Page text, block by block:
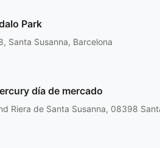
Park
Santa Susanna, Barcelona
día de mercado
Riera de Santa Susanna, 08398